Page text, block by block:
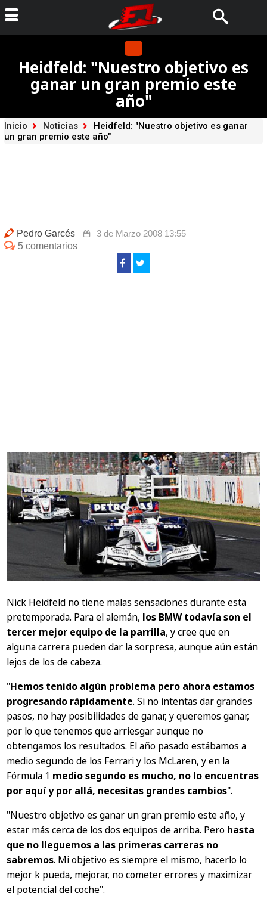
Heidfeld: "Nuestro objetivo es
ganar un gran premio este
año"
Inicio Noticias
Heidfeld: "Nuestro objetivo es ganar
un gran premio este año"
Pedro Garcés
3 de Marzo 2008 13:55
5 comentarios
Nick Heidfeld no tiene malas sensaciones durante esta
pretemporada. Para el alemán, los BMW todavía son el
tercer mejor equipo de la parrilla, y cree que en
alguna carrera pueden dar la sorpresa, aunque aún están
lejos de los de cabeza.
"Hemos tenido algún problema pero ahora estamos
progresando rápidamente. Si no intentas dar grandes
pasos, no hay posibilidades de ganar, y queremos ganar,
por lo que tenemos que arriesgar aunque no
obtengamos los resultados. El año pasado estábamos a
medio segundo de los Ferrari y los McLaren, y en la
Fórmula 1 medio segundo es mucho, no lo encuentras
por aquí y por allá, necesitas grandes cambios".
"Nuestro objetivo es ganar un gran premio este año, y
estar más cerca de los dos equipos de arriba. Pero hasta
que no lleguemos a las primeras carreras no
sabremos. Mi objetivo es siempre el mismo, hacerlo lo
mejor k pueda, mejorar, no cometer errores y maximizar
el potencial del coche".